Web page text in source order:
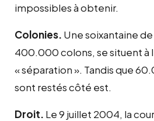
impossibles à obtenir.
Colonies. Une soixantaine
400.000 colons, se situent à
« séparation ». Tandis que
sont restés côté est.
Droit. Le 9 juillet 2004, la